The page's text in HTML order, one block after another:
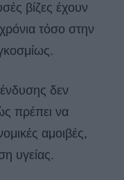
βίζες έχουν
τόσο στην
δεν
πρέπει να
αμοιβές,
υγείας.